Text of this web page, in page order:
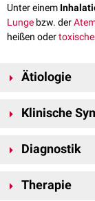
Unter einem
Lunge bzw. der
heißen oder
Ätiologie
Explosion mit
Klinische
Stridor
Atemnot
Tachypnoe
Diagnostik
Halsbereich,
Therapie